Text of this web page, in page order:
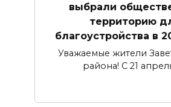
выбрали
территорию
благоустройства в
Уважаемые жители
района! С 21